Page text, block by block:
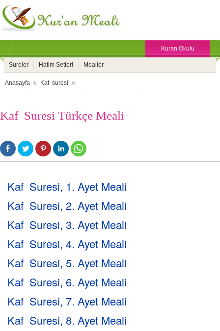
Kuran Okulu
Sureler Hatim Setleri Mealler
Anasayfa Kaf suresi
Kaf Suresi Türkçe Meali
Kaf Suresi, 1. Ayet Meali
Kaf Suresi, 2. Ayet Meali
Kaf Suresi, 3. Ayet Meali
Kaf Suresi, 4. Ayet Meali
Kaf Suresi, 5. Ayet Meali
Kaf Suresi, 6. Ayet Meali
Kaf Suresi, 7. Ayet Meali
Kaf Suresi, 8. Ayet Meali